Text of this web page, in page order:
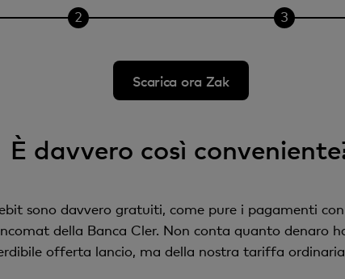
Scarica ora Zak
È davvero così
sono davvero gratuiti, come pure i pagamenti
della Banca Cler. Non conta quanto denaro
offerta lancio, ma della nostra tariffa